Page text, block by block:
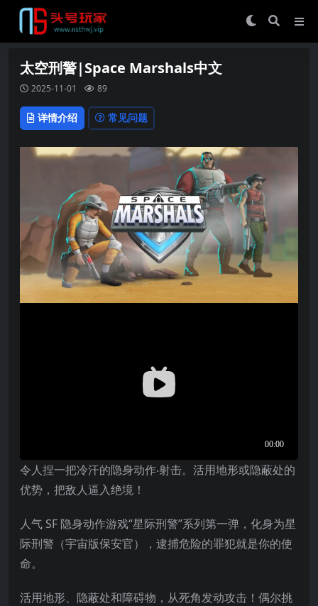
太空刑警|Space Marshals中文
2025-11-01 89
详情介绍 常见问题
令人捏一把冷汗的隐身动作‧射击。活用地形或隐蔽处的
优势，把敌人逼入绝境！
人气 SF 隐身动作游戏“星际刑警”系列第一弹，化身为星
际刑警（宇宙版保安官），逮捕危险的罪犯就是你的使
命。
活用地形、隐蔽处和障碍物，从死角发动攻击！偶尔挑